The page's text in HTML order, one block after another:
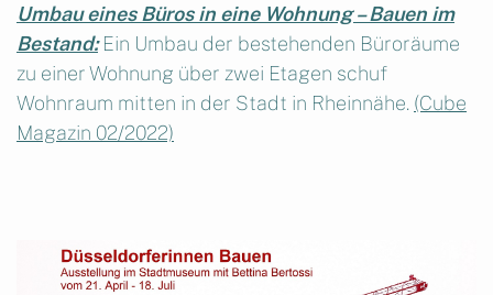
Umbau eines Büros in eine Wohnung – Bauen im
Bestand:Ein Umbau der bestehenden Büroräume
zu einer Wohnung über zwei Etagen schuf
Wohnraum mitten in der Stadt in Rheinnähe. (Cube
Magazin 02/2022)